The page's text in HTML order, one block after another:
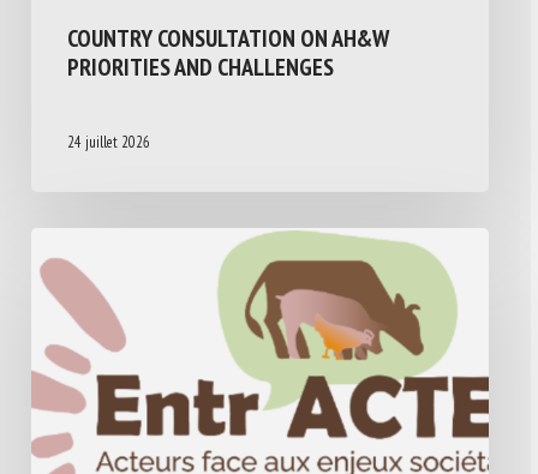
COUNTRY CONSULTATION ON AH&W
PRIORITIES AND CHALLENGES
24 juillet 2026